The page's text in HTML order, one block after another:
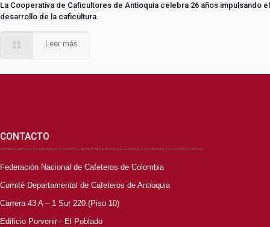
La Cooperativa de Caficultores de Antioquia celebra 26 años impulsando el
desarrollo de la caficultura.
Leer más
CONTACTO
Federación Nacional de Cafeteros de Colombia
Comité Departamental de Cafeteros de Antioquia
Carrera 43 A – 1 Sur 220 (Piso 10)
Edificio Porvenir - El Poblado